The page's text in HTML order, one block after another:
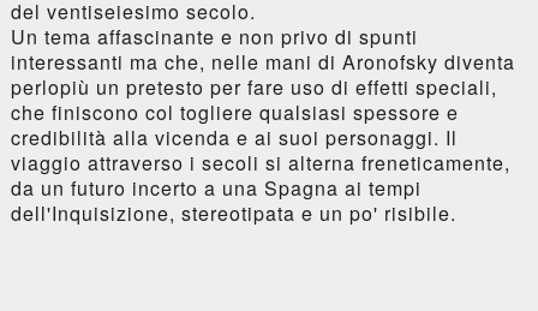
del ventiseiesimo secolo.
Un tema affascinante e non privo di spunti
interessanti ma che, nelle mani di Aronofsky diventa
perlopiù un pretesto per fare uso di effetti speciali,
che finiscono col togliere qualsiasi spessore e
credibilità alla vicenda e ai suoi personaggi. Il
viaggio attraverso i secoli si alterna freneticamente,
da un futuro incerto a una Spagna ai tempi
dell'Inquisizione, stereotipata e un po' risibile.